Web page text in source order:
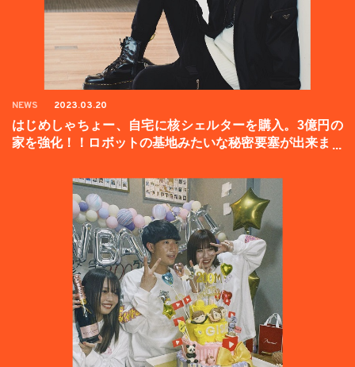
NEWS 2023.03.20
はじめしゃちょー、自宅に核シェルターを購入。3億円の
家を強化！！ロボットの基地みたいな秘密要塞が出来まし